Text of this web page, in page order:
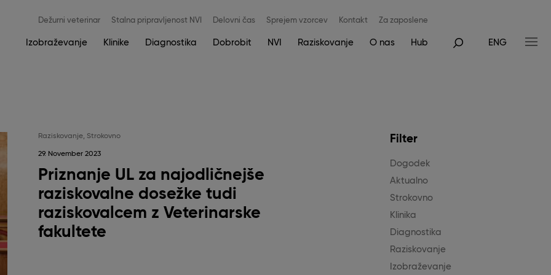
Dežurni veterinar Stalna pripravljenost NVI Delovni čas Sprejem vzorcev Kontakt Za zaposlene
Izobraževanje Klinike Diagnostika Dobrobit NVI Raziskovanje O nas Hub ENG
Raziskovanje, Strokovno
29. November 2023
Priznanje UL za najodličnejše
raziskovalne dosežke tudi
raziskovalcem z Veterinarske
fakultete
Filter
Dogodek
Aktualno
Strokovno
Klinika
Diagnostika
Raziskovanje
Izobraževanje